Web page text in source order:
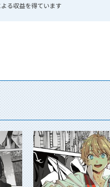
る収益を得ています